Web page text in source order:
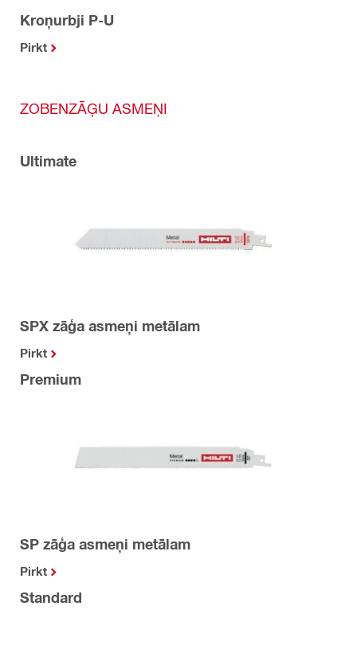
Kroņurbji P-U
Pirkt
ZOBENZĀĢU ASMEŅI
Ultimate
SPX zāģa asmeņi metālam
Pirkt
Premium
SP zāģa asmeņi metālam
Pirkt
Standard